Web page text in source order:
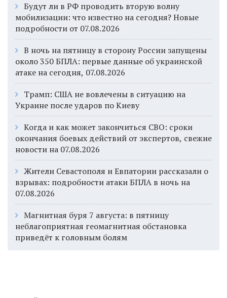
Будут ли в РФ проводить вторую волну
мобилизации: что известно на сегодня? Новые
подробности от 07.08.2026
В ночь на пятницу в сторону России запущены
около 350 БПЛА: первые данные об украинской
атаке на сегодня, 07.08.2026
Трамп: США не вовлечены в ситуацию на
Украине после ударов по Киеву
Когда и как может закончиться СВО: сроки
окончания боевых действий от экспертов, свежие
новости на 07.08.2026
Жители Севастополя и Евпатории рассказали о
взрывах: подробности атаки БПЛА в ночь на
07.08.2026
Магнитная буря 7 августа: в пятницу
неблагоприятная геомагнитная обстановка
приведёт к головным болям